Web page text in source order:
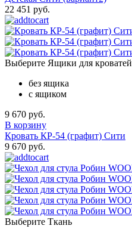
22 451 руб.
Выберите Ящики для кроватей
без ящика
с ящиком
9 670 руб.
В корзину
Кровать КР-54 (графит) Сити
9 670 руб.
Выберите Ткань